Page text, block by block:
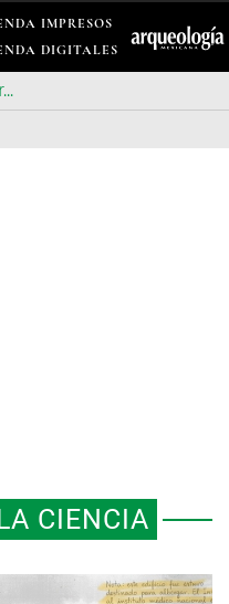
IMPRESOS
DIGITALES
CIENCIA